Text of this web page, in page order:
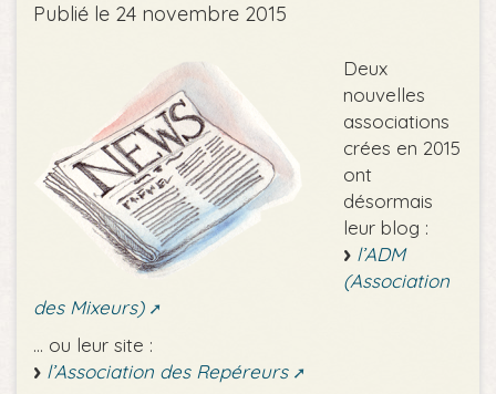
Publié le 24 novembre 2015
Deux
nouvelles
associations
crées en 2015
ont
désormais
leur blog :
l’ADM
(Association
des Mixeurs)
... ou leur site :
l’Association des Repéreurs